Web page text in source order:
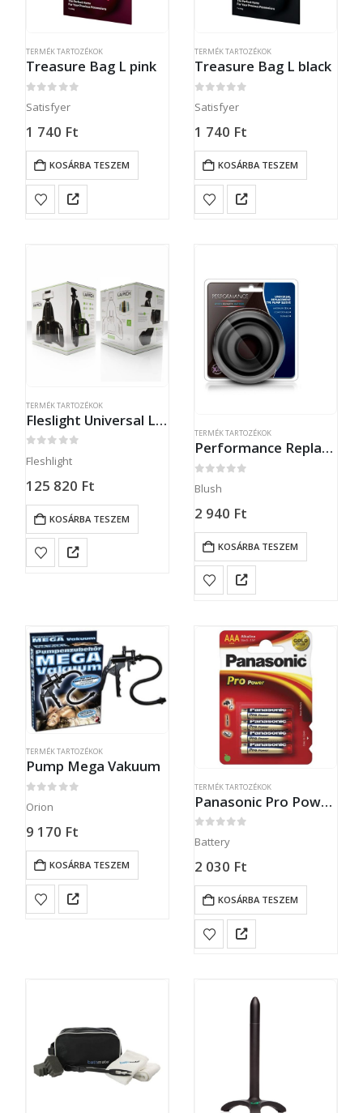
TERMÉK TARTOZÉKOK
Treasure Bag L pink
Satisfyer
1 740 Ft
KOSÁRBA TESZEM
TERMÉK TARTOZÉKOK
Treasure Bag L black
Satisfyer
1 740 Ft
KOSÁRBA TESZEM
TERMÉK TARTOZÉKOK
Fleslight Universal Launch
Fleshlight
125 820 Ft
KOSÁRBA TESZEM
TERMÉK TARTOZÉKOK
Performance Replacement Pump Sleeve
Blush
2 940 Ft
KOSÁRBA TESZEM
TERMÉK TARTOZÉKOK
Pump Mega Vakuum
Orion
9 170 Ft
KOSÁRBA TESZEM
TERMÉK TARTOZÉKOK
Panasonic Pro Power Alkaline Battery AAA
Battery
2 030 Ft
KOSÁRBA TESZEM